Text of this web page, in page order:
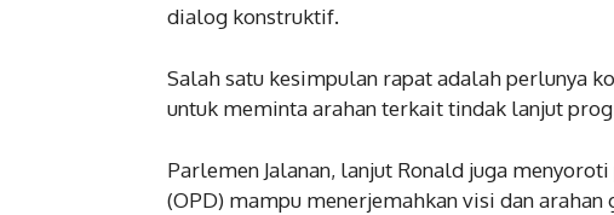
dialog konstruktif.
Salah satu kesimpulan rapat adalah perlunya
untuk meminta arahan terkait tindak lanjut
Parlemen Jalanan, lanjut Ronald juga
(OPD) mampu menerjemahkan visi dan